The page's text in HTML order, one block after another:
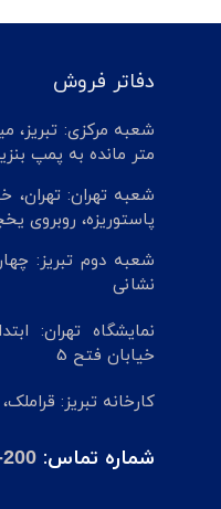
دفاتر فروش
متر مانده به پمپ
شعبه تهران: تهران،
پاستوریزه، روبروی
شعبه دوم تبریز:
نشانی
نمایشگاه تهران:
خیابان فتح 5
کارخانه تبریز:
شماره تماس: